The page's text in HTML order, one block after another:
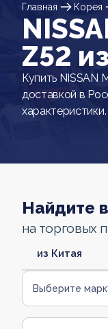
Главная Корея
Z52
Купить NISSAN
доставкой в
характеристики.
Найдите
на торговых
из Китая
Выберите